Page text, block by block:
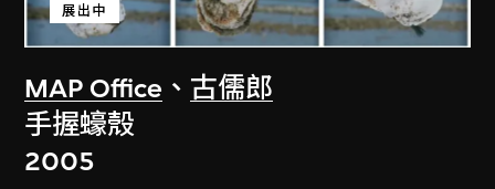
MAP Office 、 古儒郎
展出中
手握蠔殼
2005